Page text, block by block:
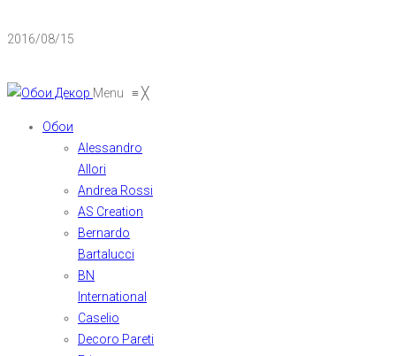
2016/08/15
Menu ≡╳
Обои
Alessandro
Allori
Andrea Rossi
AS Creation
Bernardo
Bartalucci
BN
International
Caselio
Decoro Pareti